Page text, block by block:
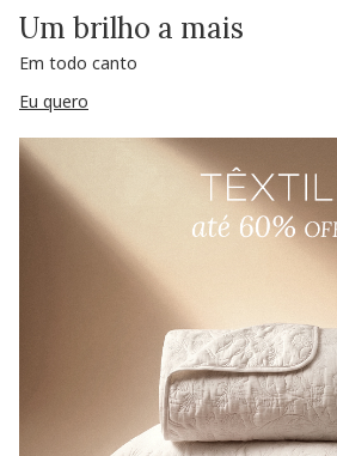
Um brilho a mais
Em todo canto
Eu quero